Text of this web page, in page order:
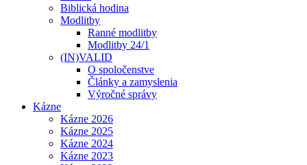
Biblická hodina
Modlitby
Ranné modlitby
Modlitby 24/1
(IN)VALID
O spoločenstve
Články a zamyslenia
Výročné správy
Kázne
Kázne 2026
Kázne 2025
Kázne 2024
Kázne 2023